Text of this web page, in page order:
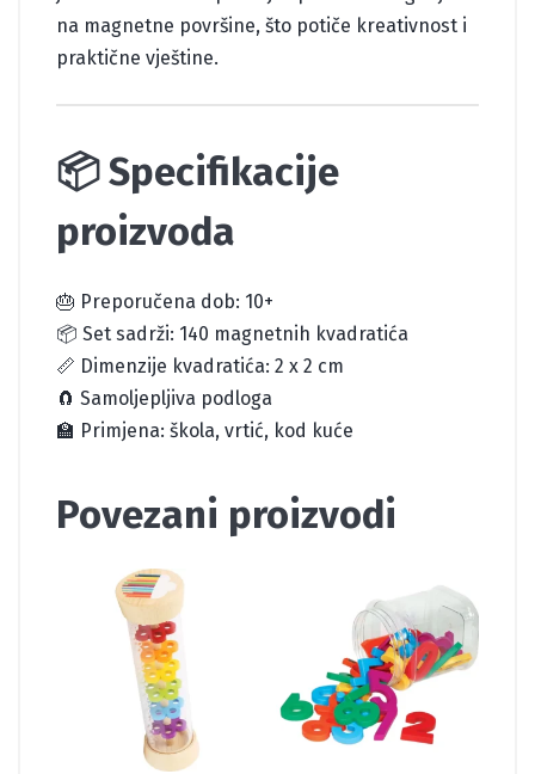
na magnetne površine, što potiče kreativnost i
praktične vještine.
📦 Specifikacije
proizvoda
🎂 Preporučena dob: 10+
📦 Set sadrži: 140 magnetnih kvadratića
📏 Dimenzije kvadratića: 2 x 2 cm
🧲 Samoljepljiva podloga
🏫 Primjena: škola, vrtić, kod kuće
Povezani proizvodi